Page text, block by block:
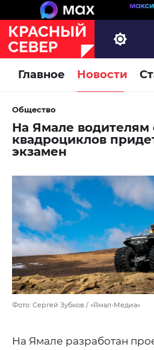
Главное Новости
Общество
На Ямале водителям
квадроциклов
экзамен
Фото: Сергей Зубков / «Ямал-Медиа»
На Ямале разработан